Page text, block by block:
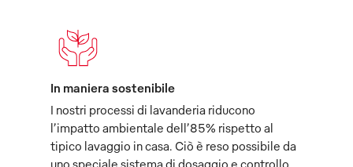
In maniera sostenibile
I nostri processi di lavanderia riducono
l’impatto ambientale dell’85% rispetto al
tipico lavaggio in casa. Ciò è reso possibile da
uno speciale sistema di dosaggio e controllo